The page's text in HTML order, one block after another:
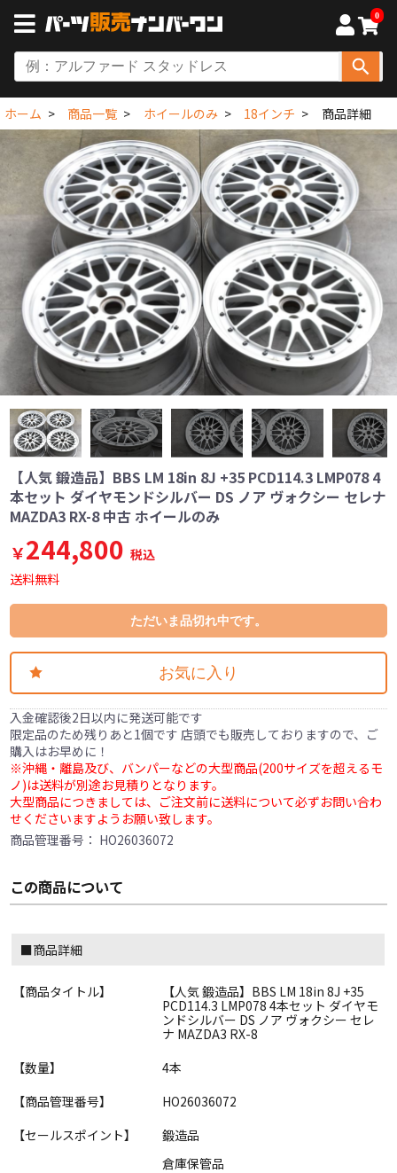
0
ホーム 商品一覧 ホイールのみ 18インチ 商品詳細
【人気 鍛造品】BBS LM 18in 8J +35 PCD114.3 LMP078 4
本セット ダイヤモンドシルバー DS ノア ヴォクシー セレナ
MAZDA3 RX-8 中古 ホイールのみ
￥244,800 税込
送料無料
ただいま品切れ中です。
お気に入り
入金確認後2日以内に発送可能です
限定品のため残りあと1個です 店頭でも販売しておりますので、ご
購入はお早めに！
※沖縄・離島及び、バンパーなどの大型商品(200サイズを超えるモ
ノ)は送料が別途お見積りとなります。
大型商品につきましては、ご注文前に送料について必ずお問い合わ
せくださいますようお願い致します。
商品管理番号： HO26036072
この商品について
■商品詳細
【商品タイトル】
【人気 鍛造品】BBS LM 18in 8J +35
PCD114.3 LMP078 4本セット ダイヤモ
ンドシルバー DS ノア ヴォクシー セレ
ナ MAZDA3 RX-8
【数量】
4本
【商品管理番号】
HO26036072
【セールスポイント】
鍛造品
倉庫保管品